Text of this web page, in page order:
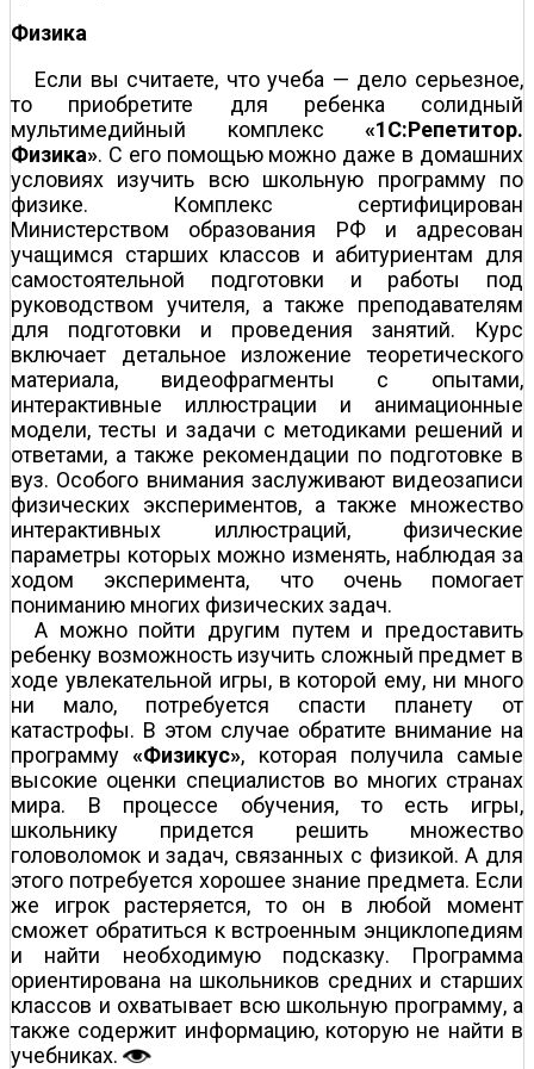
Физика
Если вы считаете, что учеба — дело серьезное,
то приобретите для ребенка солидный
мультимедийный комплекс «1С:Репетитор.
Физика». С его помощью можно даже в домашних
условиях изучить всю школьную программу по
физике. Комплекс сертифицирован
Министерством образования РФ и адресован
учащимся старших классов и абитуриентам для
самостоятельной подготовки и работы под
руководством учителя, а также преподавателям
для подготовки и проведения занятий. Курс
включает детальное изложение теоретического
материала, видеофрагменты с опытами,
интерактивные иллюстрации и анимационные
модели, тесты и задачи с методиками решений и
ответами, а также рекомендации по подготовке в
вуз. Особого внимания заслуживают видеозаписи
физических экспериментов, а также множество
интерактивных иллюстраций, физические
параметры которых можно изменять, наблюдая за
ходом эксперимента, что очень помогает
пониманию многих физических задач.
А можно пойти другим путем и предоставить
ребенку возможность изучить сложный предмет в
ходе увлекательной игры, в которой ему, ни много
ни мало, потребуется спасти планету от
катастрофы. В этом случае обратите внимание на
программу«Физикус», которая получила самые
высокие оценки специалистов во многих странах
мира. В процессе обучения, то есть игры,
школьнику придется решить множество
головоломок и задач, связанных с физикой. А для
этого потребуется хорошее знание предмета. Если
же игрок растеряется, то он в любой момент
сможет обратиться к встроенным энциклопедиям
и найти необходимую подсказку. Программа
ориентирована на школьников средних и старших
классов и охватывает всю школьную программу, а
также содержит информацию, которую не найти в
учебниках.